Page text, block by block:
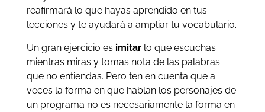
reafirmará lo que hayas aprendido en tus
lecciones y te ayudará a ampliar tu vocabulario.
Un gran ejercicio es imitarlo que escuchas
mientras miras y tomas nota de las palabras
que no entiendas. Pero ten en cuenta que a
veces la forma en que hablan los personajes de
un programa no es necesariamente la forma en